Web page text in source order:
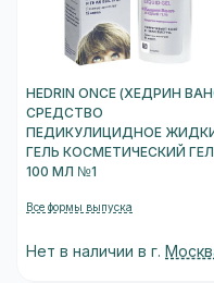
HEDRIN ONCE (ХЕДРИН
СРЕДСТВО
ПЕДИКУЛИЦИДНОЕ
ГЕЛЬ КОСМЕТИЧЕСКИЙ
100 МЛ №1
Все формы выпуска
Нет в наличии в г.